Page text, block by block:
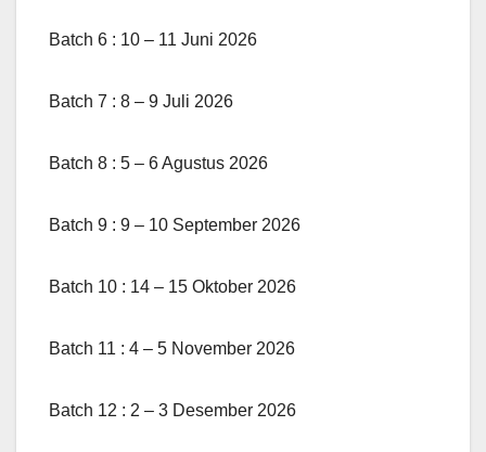
Batch 6 : 10 – 11 Juni 2026
Batch 7 : 8 – 9 Juli 2026
Batch 8 : 5 – 6 Agustus 2026
Batch 9 : 9 – 10 September 2026
Batch 10 : 14 – 15 Oktober 2026
Batch 11 : 4 – 5 November 2026
Batch 12 : 2 – 3 Desember 2026